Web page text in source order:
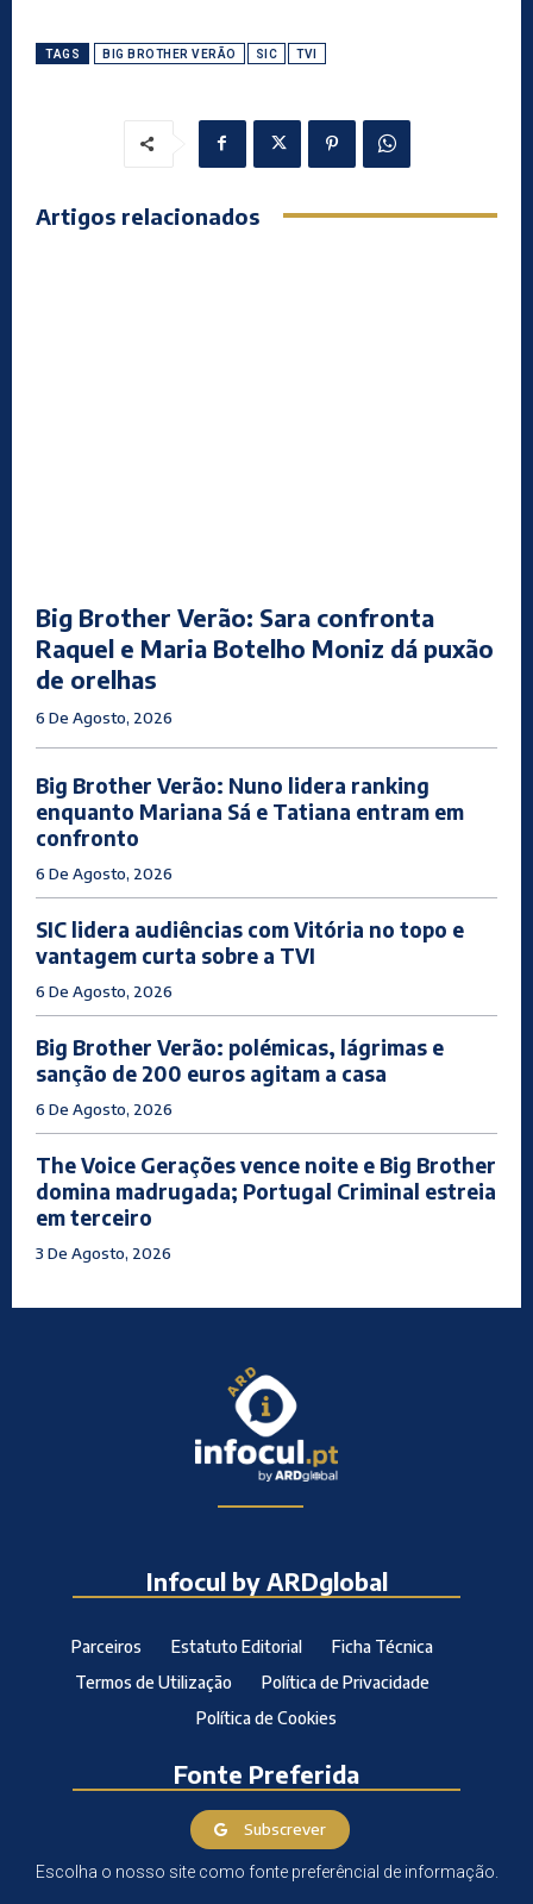
TAGS BIG BROTHER VERÃO SIC TVI
Artigos relacionados
Big Brother Verão: Sara confronta
Raquel e Maria Botelho Moniz dá puxão
de orelhas
6 De Agosto, 2026
Big Brother Verão: Nuno lidera ranking
enquanto Mariana Sá e Tatiana entram em
confronto
6 De Agosto, 2026
SIC lidera audiências com Vitória no topo e
vantagem curta sobre a TVI
6 De Agosto, 2026
Big Brother Verão: polémicas, lágrimas e
sanção de 200 euros agitam a casa
6 De Agosto, 2026
The Voice Gerações vence noite e Big Brother
domina madrugada; Portugal Criminal estreia
em terceiro
3 De Agosto, 2026
Infocul by ARDglobal
Parceiros Estatuto Editorial
Ficha Técnica
Termos de Utilização
Política de Privacidade
Política de Cookies
Fonte Preferida
Subscrever
Escolha o nosso site como fonte preferêncial de informação.